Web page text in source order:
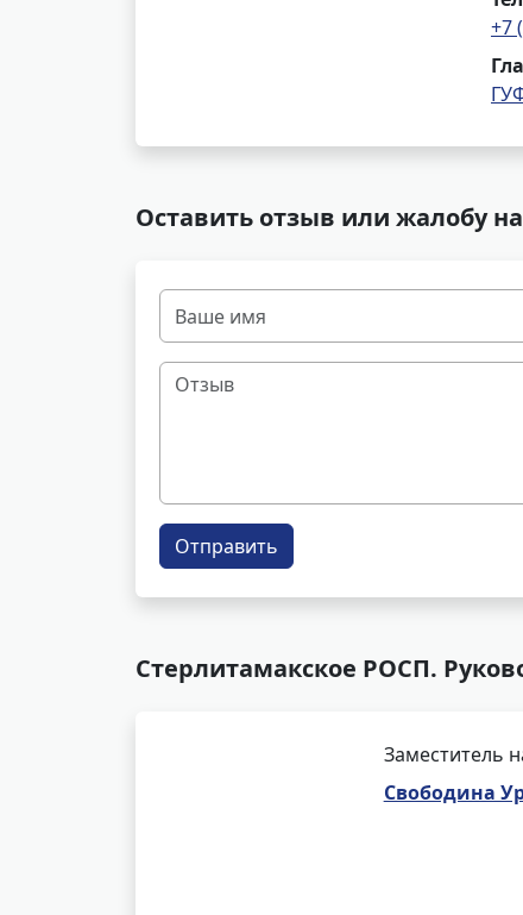
+7
Оставить отзыв или жалобу
Отправить
Стерлитамакское РОСП.
Заместитель
Свободина